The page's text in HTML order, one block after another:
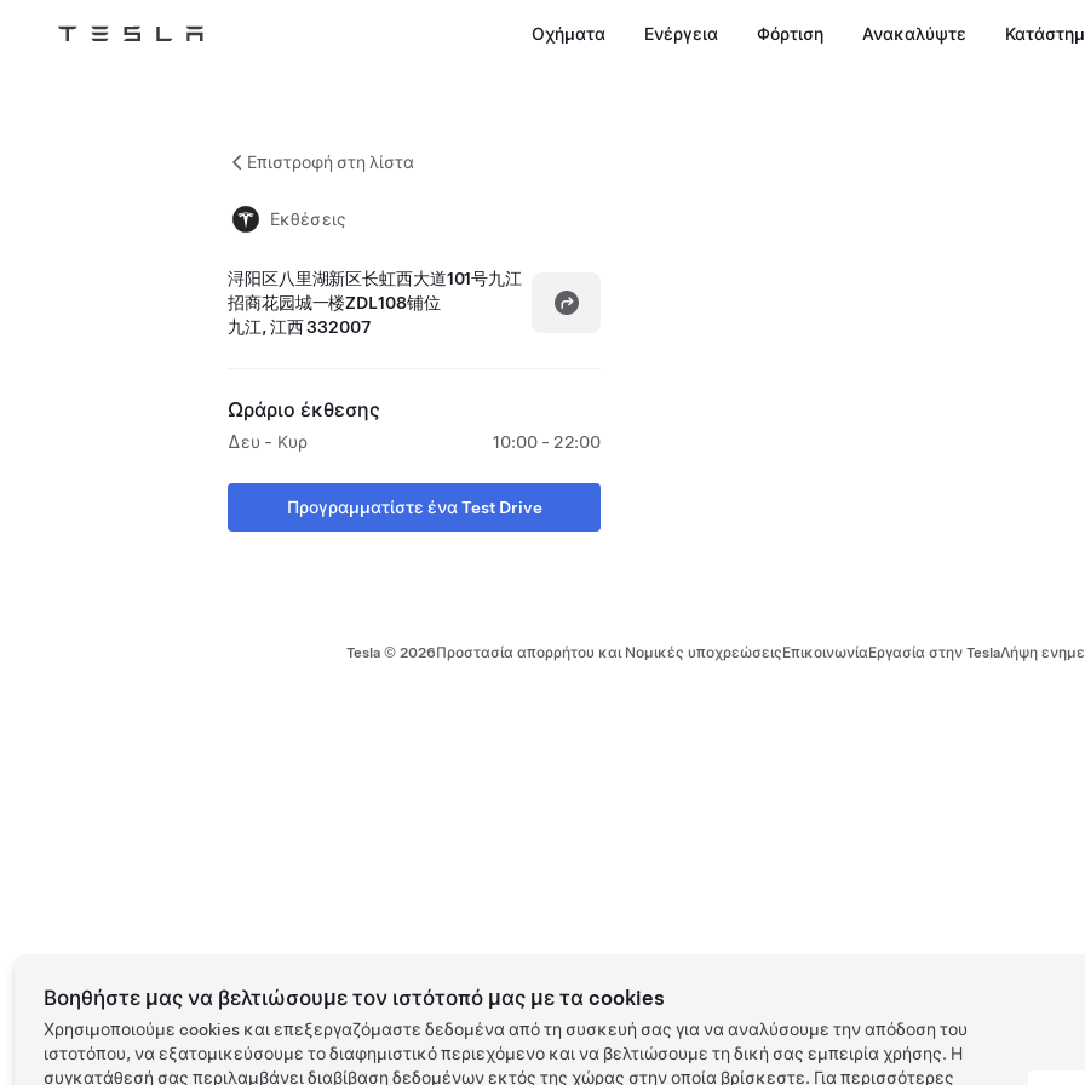
Tesla Οχήματα Ενέργεια Φόρτιση Ανακαλύψτε
Επιστροφή στη λίστα
Εκθέσεις
浔阳区八里湖新区长虹西大道101号九江
招商花园城一楼ZDL108铺位
九江, 江西 332007
Ωράριο έκθεσης
Δευ - Κυρ 10:00 - 22:00
Προγραμματίστε ένα Test Drive
Tesla © 2026Προστασία απορρήτου και Νομικές υποχρεώσειςΕπικοινωνίαΕργασία στην TeslaΛήψη
Βοηθήστε μας να βελτιώσουμε τον ιστότοπό μας με τα cookies
Χρησιμοποιούμε cookies και επεξεργαζόμαστε δεδομένα από τη συσκευή σας για να αναλύσουμε την απόδοση του
ιστοτόπου, να εξατομικεύσουμε το διαφημιστικό περιεχόμενο και να βελτιώσουμε τη δική σας εμπειρία χρήσης. Η
συγκατάθεσή σας περιλαμβάνει διαβίβαση δεδομένων εκτός της χώρας στην οποία βρίσκεστε. Για περισσότερες